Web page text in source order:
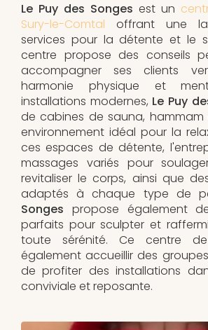
Le Puy des Songes est un
Sury-le-Comtal offrant une
services pour la détente et le
centre propose des conseils
accompagner ses clients
harmonie physique et
installations modernes, Le Puy
de cabines de sauna,
environnement idéal pour la
ces espaces de détente,
massages variés pour
revitaliser le corps, ainsi que
adaptés à chaque type de
Songes propose également
parfaits pour sculpter et
toute sérénité. Ce centre
également accueillir des
de profiter des installations
conviviale et reposante.